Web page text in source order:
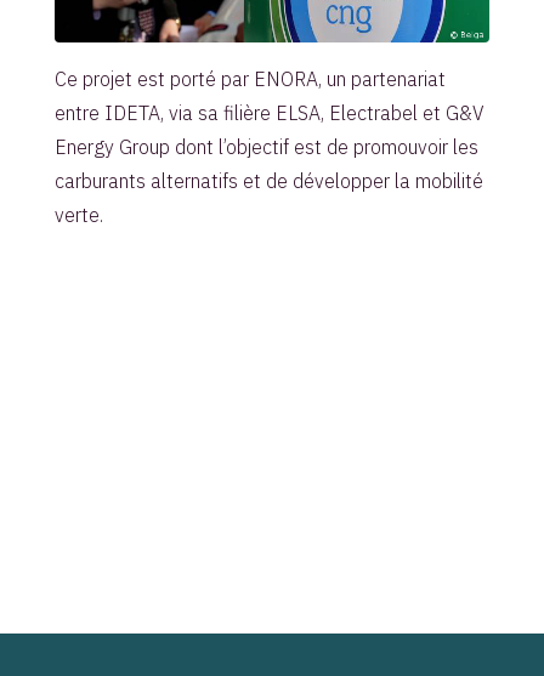
Ce projet est porté par ENORA, un partenariat
entre IDETA, via sa filière ELSA, Electrabel et G&V
Energy Group dont l’objectif est de promouvoir les
carburants alternatifs et de développer la mobilité
verte.